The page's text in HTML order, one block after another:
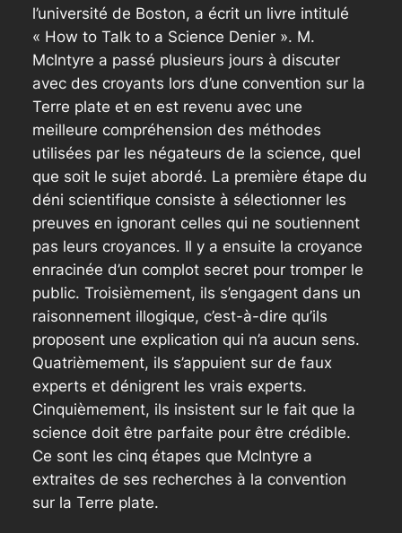
l’université de Boston, a écrit un livre intitulé
« How to Talk to a Science Denier ». M.
McIntyre a passé plusieurs jours à discuter
avec des croyants lors d’une convention sur la
Terre plate et en est revenu avec une
meilleure compréhension des méthodes
utilisées par les négateurs de la science, quel
que soit le sujet abordé. La première étape du
déni scientifique consiste à sélectionner les
preuves en ignorant celles qui ne soutiennent
pas leurs croyances. Il y a ensuite la croyance
enracinée d’un complot secret pour tromper le
public. Troisièmement, ils s’engagent dans un
raisonnement illogique, c’est-à-dire qu’ils
proposent une explication qui n’a aucun sens.
Quatrièmement, ils s’appuient sur de faux
experts et dénigrent les vrais experts.
Cinquièmement, ils insistent sur le fait que la
science doit être parfaite pour être crédible.
Ce sont les cinq étapes que McIntyre a
extraites de ses recherches à la convention
sur la Terre plate.